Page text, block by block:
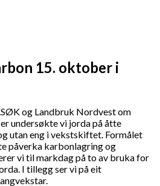
15. oktober i
og Landbruk Nordvest om
undersøkte vi jorda på åtte
utan eng i vekstskiftet. Formålet
påverka karbonlagring og
vi til markdag på to av bruka for
I tillegg ser vi på eit